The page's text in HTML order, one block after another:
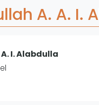
A. A. I.
I. Alabdulla